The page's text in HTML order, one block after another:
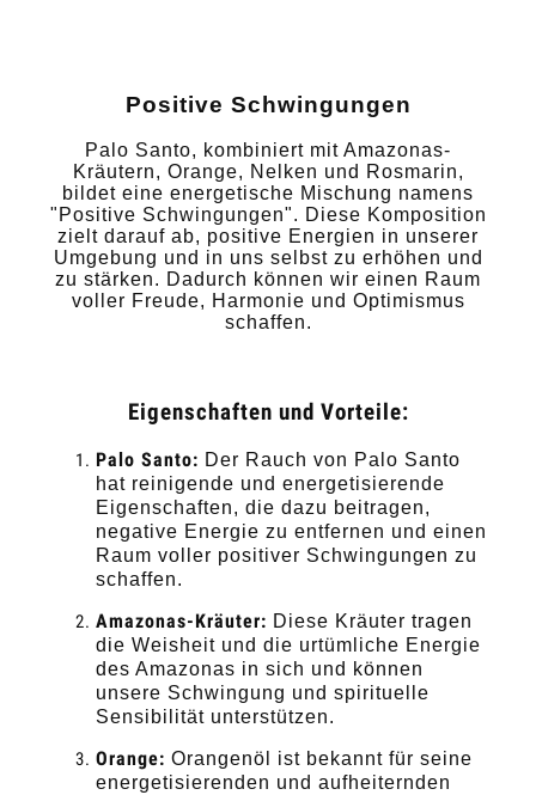
Positive Schwingungen
Palo Santo, kombiniert mit Amazonas-
Kräutern, Orange, Nelken und Rosmarin,
bildet eine energetische Mischung namens
"Positive Schwingungen". Diese Komposition
zielt darauf ab, positive Energien in unserer
Umgebung und in uns selbst zu erhöhen und
zu stärken. Dadurch können wir einen Raum
voller Freude, Harmonie und Optimismus
schaffen.
Eigenschaften und Vorteile:
Palo Santo: Der Rauch von Palo Santo
hat reinigende und energetisierende
Eigenschaften, die dazu beitragen,
negative Energie zu entfernen und einen
Raum voller positiver Schwingungen zu
schaffen.
Amazonas-Kräuter: Diese Kräuter tragen
die Weisheit und die urtümliche Energie
des Amazonas in sich und können
unsere Schwingung und spirituelle
Sensibilität unterstützen.
Orange: Orangenöl ist bekannt für seine
energetisierenden und aufheiternden